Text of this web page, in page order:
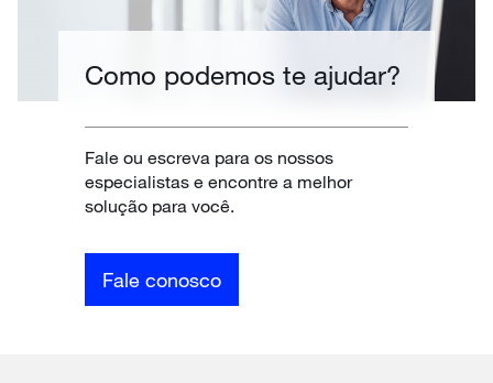
Como podemos te ajudar?
Fale ou escreva para os nossos
especialistas e encontre a melhor
solução para você.
Fale conosco